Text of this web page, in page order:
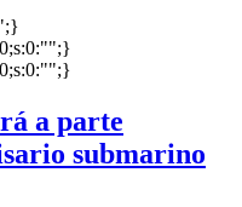
a parte
submarino